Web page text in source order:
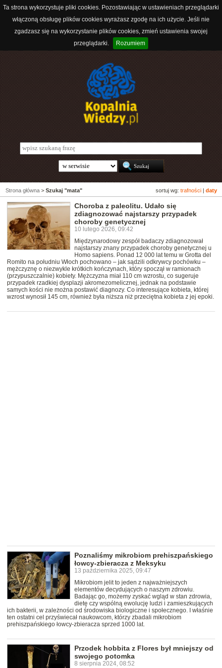
Ta strona wykorzystuje pliki cookies. Pozostawiając w ustawieniach przeglądarki
włączoną obsługę plików cookies wyrażasz zgodę na ich użycie. Jeśli nie
zgadzasz się na wykorzystanie plików cookies, zmień ustawienia swojej
przeglądarki.
Rozumiem
sortuj wg: trafności daty
Strona główna > Szukaj "mata"
Choroba z paleolitu. Udało się
zdiagnozować najstarszy przypadek
choroby genetycznej
10 lutego 2026, 09:42
Międzynarodowy zespół badaczy zdiagnozował
najstarszy znany przypadek choroby genetycznej u
Homo sapiens. Ponad 12 000 lat temu w Grotta del
Romito na południu Włoch pochowano – jak sądzili odkrywcy pochówku –
mężczyznę o niezwykle krótkich kończynach, który spoczął w ramionach
(przypuszczalnie) kobiety. Mężczyzna miał 110 cm wzrostu, co sugeruje
przypadek rzadkiej dysplazji akromezomelicznej, jednak na podstawie
samych kości nie można postawić diagnozy. Co interesujące kobieta, której
wzrost wynosił 145 cm, również była niższa niż przeciętna kobieta z jej epoki.
Poznaliśmy mikrobiom prehiszpańskiego
łowcy-zbieracza z Meksyku
13 października 2025, 09:47
Mikrobiom jelit to jeden z najważniejszych
elementów decydujących o naszym zdrowiu.
Badając go, możemy zyskać wgląd w stan zdrowia,
dietę czy wspólną ewolucję ludzi i zamieszkujących
ich bakterii, w zależności od środowiska biologiczne i społecznego. I właśnie
ten ostatni cel przyświecał naukowcom, którzy zbadali mikrobiom
prehiszpańskiego łowcy-zbieracza sprzed 1000 lat.
Przodek hobbita z Flores był mniejszy od
swojego potomka
8 sierpnia 2024, 08:52